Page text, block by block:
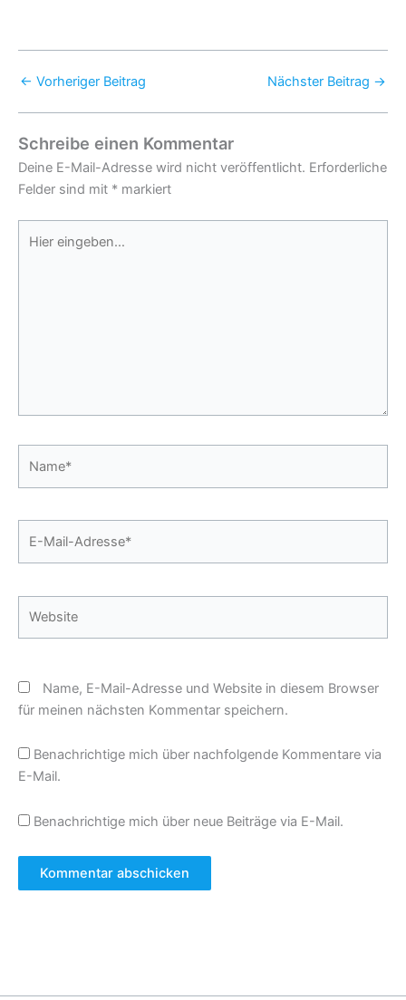
← Vorheriger Beitrag Nächster Beitrag →
Schreibe einen Kommentar
Deine E-Mail-Adresse wird nicht veröffentlicht. Erforderliche
Felder sind mit * markiert
eingeben…
Mail-
Name, E-Mail-Adresse und Website in diesem Browser
für meinen nächsten Kommentar speichern.
Benachrichtige mich über nachfolgende Kommentare via
E-Mail.
Benachrichtige mich über neue Beiträge via E-Mail.